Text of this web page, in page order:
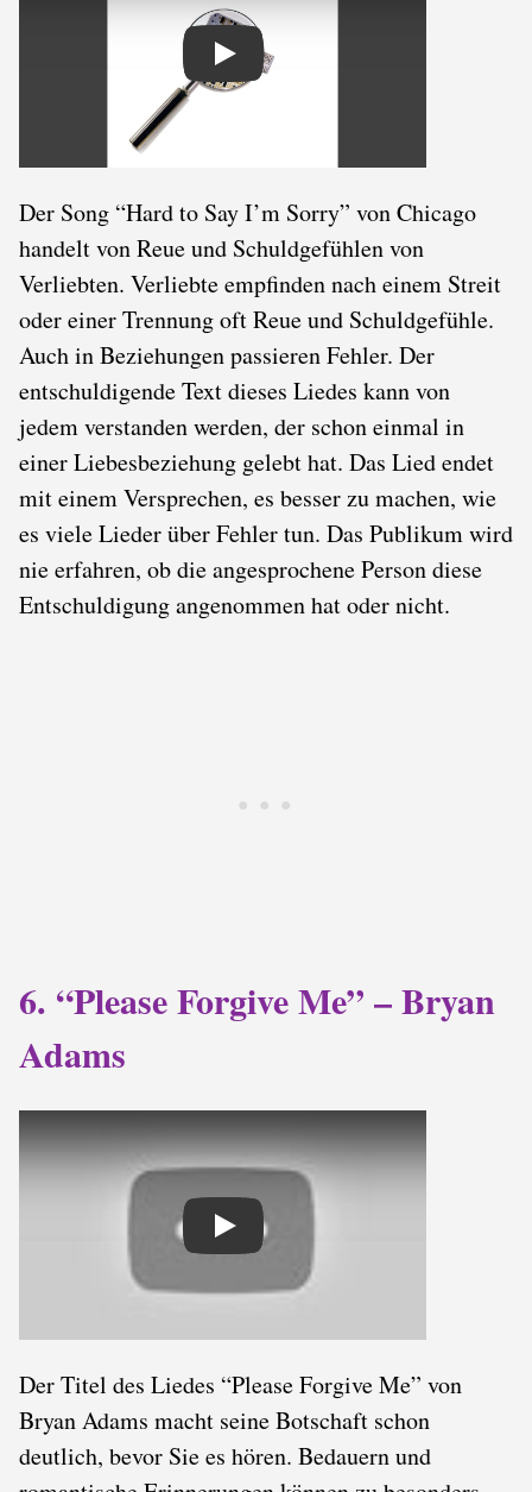
Play
Der Song “Hard to Say I’m Sorry” von Chicago
handelt von Reue und Schuldgefühlen von
Verliebten. Verliebte empfinden nach einem Streit
oder einer Trennung oft Reue und Schuldgefühle.
Auch in Beziehungen passieren Fehler. Der
entschuldigende Text dieses Liedes kann von
jedem verstanden werden, der schon einmal in
einer Liebesbeziehung gelebt hat. Das Lied endet
mit einem Versprechen, es besser zu machen, wie
es viele Lieder über Fehler tun. Das Publikum wird
nie erfahren, ob die angesprochene Person diese
Entschuldigung angenommen hat oder nicht.
6. “Please Forgive Me” – Bryan
Adams
Play
Der Titel des Liedes “Please Forgive Me” von
Bryan Adams macht seine Botschaft schon
deutlich, bevor Sie es hören. Bedauern und